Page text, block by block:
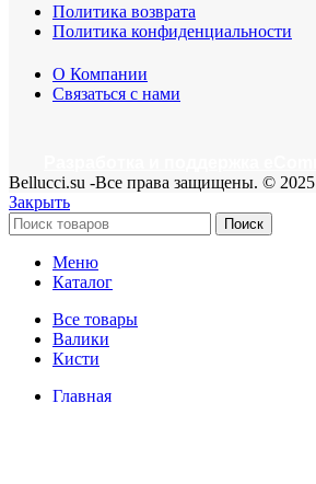
Политика возврата
Политика конфиденциальности
О Компании
Связаться с нами
Bellucci.su -Все права защищены. © 2025
Закрыть
Поиск
Меню
Каталог
Все товары
Валики
Кисти
Главная